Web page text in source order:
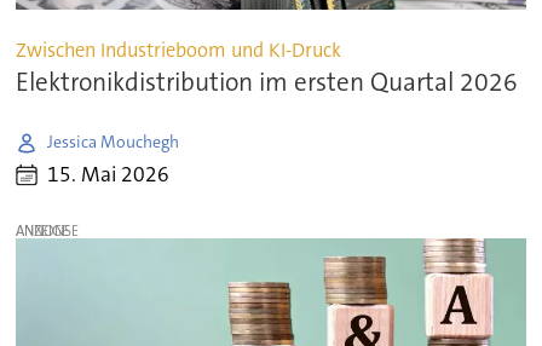
Zwischen Industrieboom und KI-Druck
Elektronik­dis­tri­bu­tion im ersten Quar­tal 2026
Jessica Mouchegh
15. Mai 2026
ANZEIGE